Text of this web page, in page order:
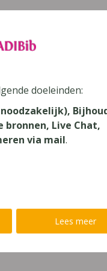
thema's als redelijke
Concreet
doeleinden:
Live Chat,
via mail.
Lees meer